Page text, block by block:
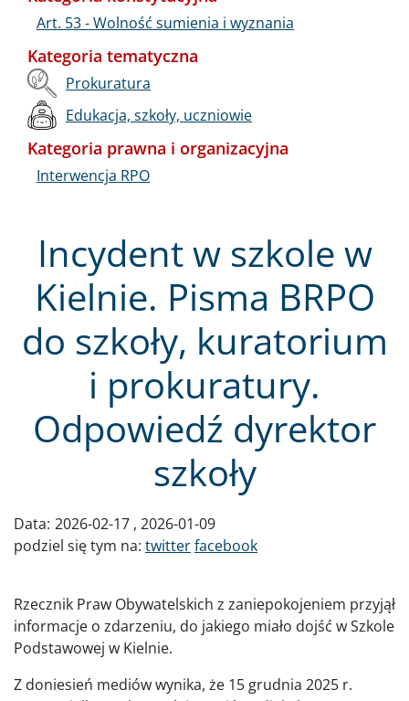
Incydent w szkole w
Kielnie. Pisma BRPO
do szkoły, kuratorium
i prokuratury.
Odpowiedź dyrektor
szkoły
Data: 2026-02-17 2026-01-09
podziel się tym na: twitterfacebook
Rzecznik Praw Obywatelskich z zaniepokojeniem przyjął
informacje o zdarzeniu, do jakiego miało dojść w Szkole
Podstawowej w Kielnie.
Z doniesień mediów wynika, że 15 grudnia 2025 r.
Art. 53 - Wolność sumienia i wyznania
Kategoria tematyczna
Prokuratura
Edukacja, szkoły, uczniowie
Kategoria prawna i organizacyjna
Interwencja RPO